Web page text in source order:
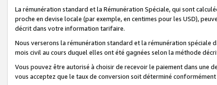
La rémunération standard et la Rémunération Spéciale, qui sont
proche en devise locale (par exemple, en centimes pour les USD),
décrit dans votre information tarifaire.
Nous verserons la rémunération standard et la rémunération spéciale
mois civil au cours duquel elles ont été gagnées selon la méthode
Vous pouvez être autorisé à choisir de recevoir le paiement dans une
vous acceptez que le taux de conversion soit déterminé